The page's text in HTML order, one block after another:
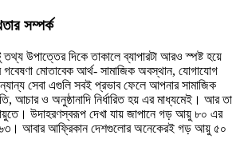
সম্পর্ক
উপাত্তের দিকে তাকালে ব্যাপারটা আরও স্পষ্ট হয়ে
গবেষণা মোতাবেক আর্থ- সামাজিক অবস্থান, যোগাযোগ
সেবা এগুলি সবই প্রভাব ফেলে আপনার সামাজিক
আচার ও অনুষ্ঠানাদি নির্ধারিত হয় এর মাধ্যমেই। আর তা
উদাহরণস্বরূপ দেখা যায় জাপানে গড় আয়ু ৮০ এর
৬৩। আবার আফ্রিকান দেশগুলোর অনেকেরই গড় আয়ু ৫০